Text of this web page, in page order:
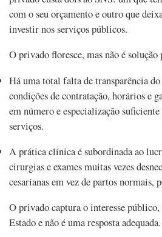
com o seu orçamento e outro que
investir nos serviços públicos.
O privado floresce, mas não é solução
Há uma total falta de transparência
condições de contratação, horários e
em número e especialização suficiente
serviços.
A prática clínica é subordinada ao
cirurgias e exames muitas vezes
cesarianas em vez de partos normais,
O privado captura o interesse público,
Estado e não é uma resposta